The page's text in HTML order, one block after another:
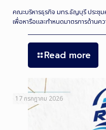
คณะบริหารธุรกิจ มทร.ธัญบุรี ประชุ
เพื่อหารือและกำหนดมาตรการด้าน
Read more
17 กรกฎาคม 2026